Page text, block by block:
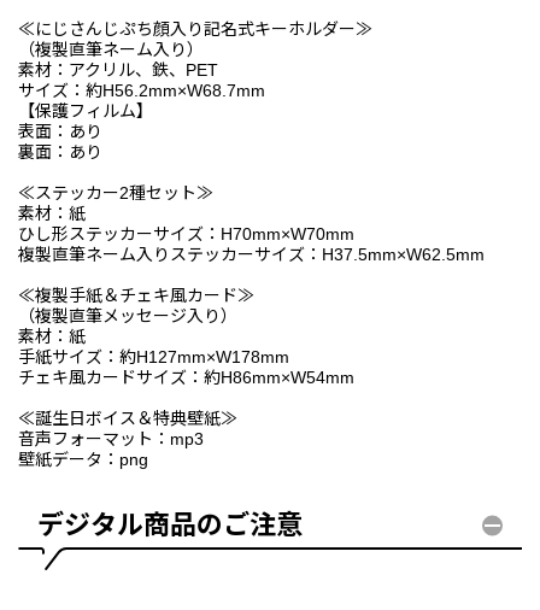
≪にじさんじぷち顔入り記名式キーホルダー≫
（複製直筆ネーム入り）
素材：アクリル、鉄、PET
サイズ：約H56.2mm×W68.7mm
【保護フィルム】
表面：あり
裏面：あり
≪ステッカー2種セット≫
素材：紙
ひし形ステッカーサイズ：H70mm×W70mm
複製直筆ネーム入りステッカーサイズ：H37.5mm×W62.5mm
≪複製手紙＆チェキ風カード≫
（複製直筆メッセージ入り）
素材：紙
手紙サイズ：約H127mm×W178mm
チェキ風カードサイズ：約H86mm×W54mm
≪誕生日ボイス＆特典壁紙≫
音声フォーマット：mp3
壁紙データ：png
デジタル商品のご注意